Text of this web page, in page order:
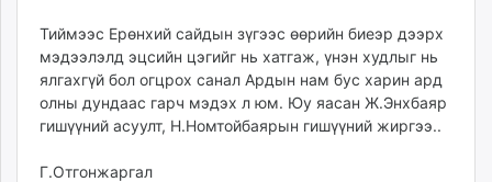
Тиймээс Ерөнхий сайдын зүгээс өөрийн биеэр дээрх
мэдээлэлд эцсийн цэгийг нь хатгаж, үнэн худлыг нь
ялгахгүй бол огцрох санал Ардын нам бус харин ард
олны дундаас гарч мэдэх л юм. Юу яасан Ж.Энхбаяр
гишүүний асуулт, Н.Номтойбаярын гишүүний жиргээ..
Г.Отгонжаргал